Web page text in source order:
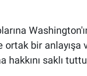
bir anlayışa
saklı